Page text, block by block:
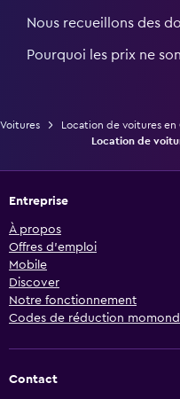
Nous recueillons des
Pourquoi les prix ne
Voitures Location de voitures en
Location de
Entreprise
À propos
Offres d’emploi
Mobile
Discover
Notre fonctionnement
Codes de réduction
Contact